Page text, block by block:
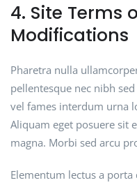
4. Site Terms
Modifications
Pharetra nulla
pellentesque nec nibh
vel fames interdum urna
Aliquam eget posuere sit
magna. Morbi sed arcu
Elementum lectus a